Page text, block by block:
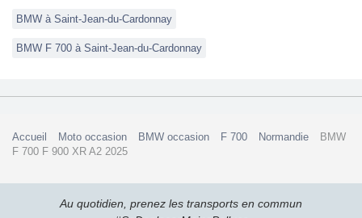
BMW à Saint-Jean-du-Cardonnay
BMW F 700 à Saint-Jean-du-Cardonnay
Accueil Moto occasion BMW occasion F 700 Normandie
BMW
F 700 F 900 XR A2 2025
Au quotidien, prenez les transports en commun